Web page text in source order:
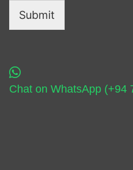
Submit
Chat on WhatsApp (+94